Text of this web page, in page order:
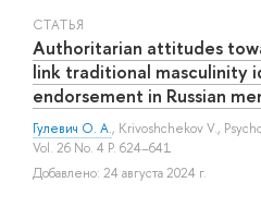
СТАТЬЯ
Authoritarian attitudes
link traditional masculinity
endorsement in Russian
Гулевич О. А., Krivoshchekov V.,
Vol. 26 No. 4 P. 624–641
Добавлено: 24 августа 2024 г.